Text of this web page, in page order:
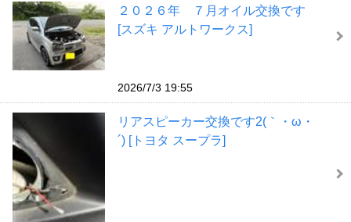
２０２６年 ７月オイル交換です
[スズキ アルトワークス]
2026/7/3 19:55
リアスピーカー交換です2(｀・ω・
´) [トヨタ スープラ]